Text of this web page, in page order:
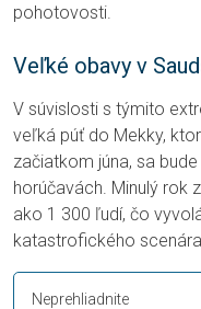
pohotovosti.
Veľké obavy v
V súvislosti s týmito
veľká púť do Mekky,
začiatkom júna, sa
horúčavách. Minulý rok
ako 1 300 ľudí, čo
katastrofického scenára.
Neprehliadnite